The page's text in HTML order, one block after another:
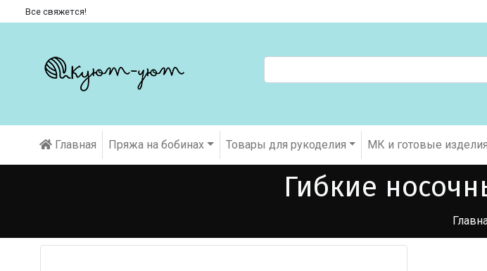
Все свяжется!
Главная Пряжа на бобинах Товары для рукоделия МК и готовые изделия
Гибкие